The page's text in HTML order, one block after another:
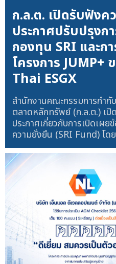
ก.ล.ต. เปิดรับฟังค
ประกาศปรับปรุงก
กองทุน SRI และก
โครงการ JUMP+
Thai ESGX
สำนักงานคณะกรรมการกำ
ตลาดหลักทรัพย์ (ก.ล.ต.) เปิ
ประกาศเกี่ยวกับการเปิดเผ
ความยั่งยืน (SRI Fund) โด